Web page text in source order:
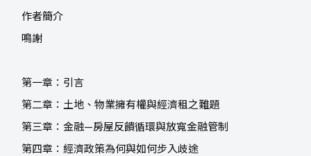
作者簡介
鳴謝
第一章：引言
第二章：土地、物業擁有權與經濟租之難題
第三章：金融—房屋反饋循環與放寬金融管制
第四章：經濟政策為何與如何步入歧途